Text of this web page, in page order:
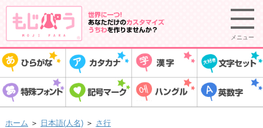
メニュー
ホーム ＞ 日本語(人名) ＞ さ行